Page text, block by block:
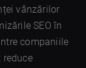
vânzărilor
SEO în
companiile